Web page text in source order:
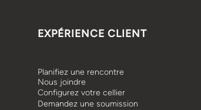
EXPÉRIENCE CLIENT
Planifiez une rencontre
Nous joindre
Configurez votre cellier
Demandez une soumission